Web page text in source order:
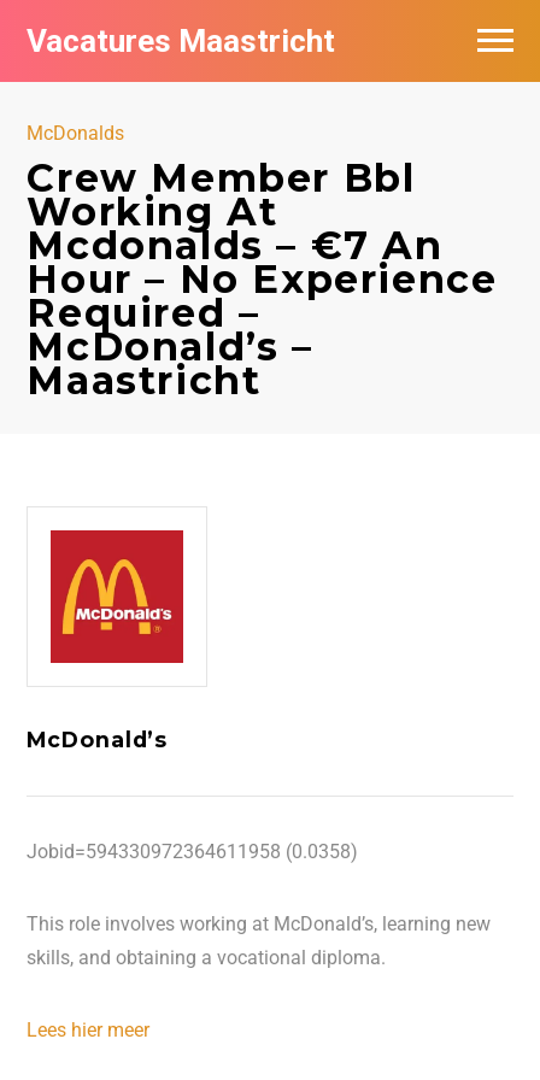
Vacatures Maastricht
McDonalds
Crew Member Bbl
Working At
Mcdonalds – €7 An
Hour – No Experience
Required –
McDonald’s –
Maastricht
McDonald’s
Jobid=594330972364611958 (0.0358)
This role involves working at McDonald’s, learning new
skills, and obtaining a vocational diploma.
Lees hier meer
Vacatures per bedrijf in Maastricht